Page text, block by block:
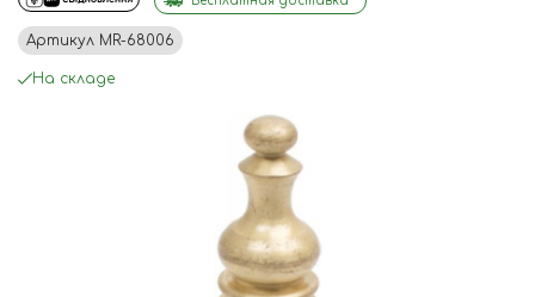
Артикул MR-68006
На складе